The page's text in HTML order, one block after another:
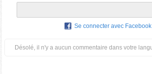
Se connecter avec Facebook
Désolé, il n'y a aucun commentaire dans votre